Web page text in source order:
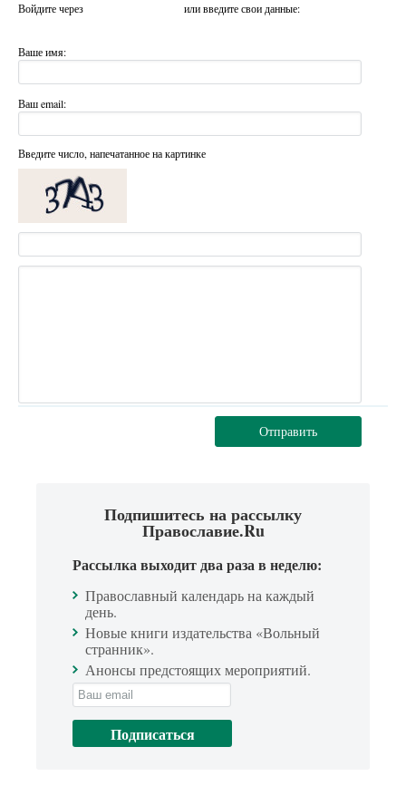
Войдите через или введите свои данные:
Ваше имя:
Ваш email:
Введите число, напечатанное на картинке
Отправить
Подпишитесь на рассылку
Православие.Ru
Рассылка выходит два раза в неделю:
Православный календарь на каждый
день.
Новые книги издательства «Вольный
странник».
Анонсы предстоящих мероприятий.